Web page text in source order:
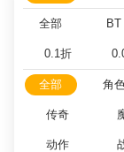
全部 BT
0.1折
全部 角
传奇
动作